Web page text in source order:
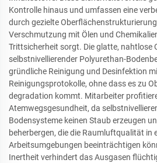
Kontrolle hinaus und umfassen eine
durch gezielte
Verschmutzung mit Ölen und
Trittsicherheit sorgt. Die glatte, nahtlose
selbstnivellierender Polyurethan-
gründliche Reinigung und Desinfektion
Reinigungsprotokolle, ohne dass es zu
degradation kommt. Mitarbeiter
Atemwegsgesundheit, da
Bodensysteme keinen Staub erzeugen
beherbergen, die die Raumluftqualität in
Arbeitsumgebungen beeinträchtigen
Inertheit verhindert das Ausgasen